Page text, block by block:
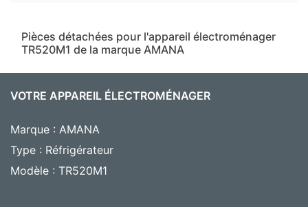
Pièces détachées pour l'appareil électroménager
TR520M1 de la marque AMANA
VOTRE APPAREIL ÉLECTROMÉNAGER
Marque : AMANA
Type : Réfrigérateur
Modèle : TR520M1